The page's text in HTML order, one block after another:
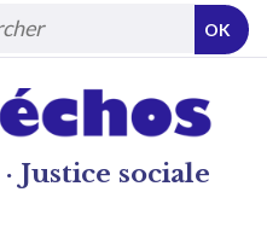
Justice sociale
OK